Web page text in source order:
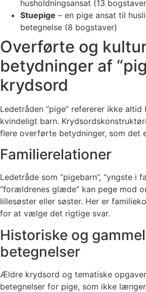
husholdningsansat (13
Stuepige – en pige ansat til
betegnelse (8 bogstaver)
Overførte og
betydninger af
krydsord
Ledetråden “pige” refererer ikke
kvindeligt barn.
flere overførte betydninger, som det
Familierelationer
Ledetråde som “pigebarn”, “yngste i
“forældrenes glæde” kan pege mod
lillesøster eller søster. Her er
for at vælge det rigtige svar.
Historiske og
betegnelser
Ældre krydsord og tematiske
betegnelser for pige, som ikke